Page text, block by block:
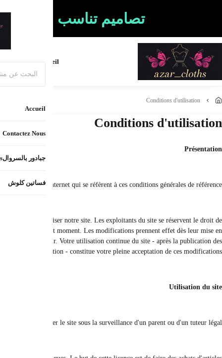
التي تعانين منها
فساتين كلوش
Les conditions d'utilisation
Lors de sa visite sur le site, le client déclare accepter les conditions
changer ou d'amender des parties des conditions d'utilisation et des
ligne sur le site sans préavis. Veuillez consulter les conditions